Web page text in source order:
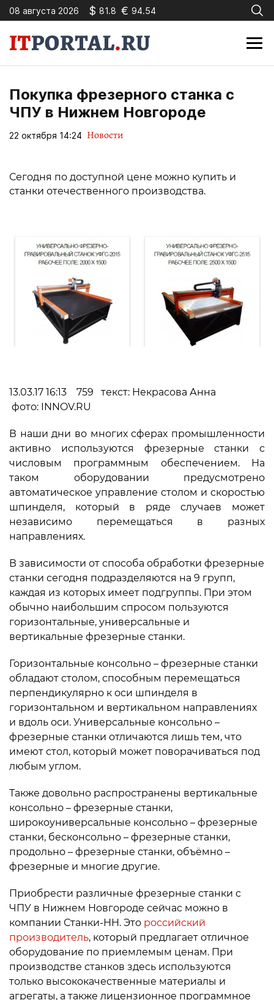
08 августа 2026 $ 81.8 € 94.54
Покупка фрезерного станка с
ЧПУ в Нижнем Новгороде
22 октября 14:24 Новости
Сегодня по доступной цене можно купить и
станки отечественного производства.
13.03.17 16:13 759 текст: Некрасова Анна
фото: INNOV.RU
В наши дни во многих сферах промышленности
активно используются фрезерные станки с
числовым программным обеспечением. На
таком оборудовании предусмотрено
автоматическое управление столом и скоростью
шпинделя, который в ряде случаев может
независимо перемещаться в разных
направлениях.
В зависимости от способа обработки фрезерные
станки сегодня подразделяются на 9 групп,
каждая из которых имеет подгруппы. При этом
обычно наибольшим спросом пользуются
горизонтальные, универсальные и
вертикальные фрезерные станки.
Горизонтальные консольно – фрезерные станки
обладают столом, способным перемещаться
перпендикулярно к оси шпинделя в
горизонтальном и вертикальном направлениях
и вдоль оси. Универсальные консольно –
фрезерные станки отличаются лишь тем, что
имеют стол, который может поворачиваться под
любым углом.
Также довольно распространены вертикальные
консольно – фрезерные станки,
широкоуниверсальные консольно – фрезерные
станки, бесконсольно – фрезерные станки,
продольно – фрезерные станки, объёмно –
фрезерные и многие другие.
Приобрести различные фрезерные станки с
ЧПУ в Нижнем Новгороде сейчас можно в
компании Станки-НН. Это российский
производитель, который предлагает отличное
оборудование по приемлемым ценам. При
производстве станков здесь используются
только высококачественные материалы и
агрегаты, а также лицензионное программное